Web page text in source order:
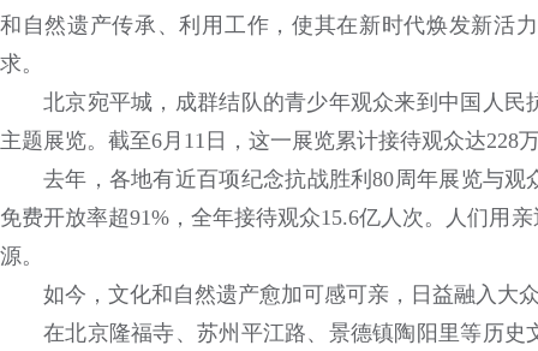
和自然遗产传承、利用工作，使其在新时代焕发新活
求。
北京宛平城，成群结队的青少年观众来到中国人
主题展览。截至6月11日，这一展览累计接待观众达228
去年，各地有近百项纪念抗战胜利80周年展览与观
免费开放率超91%，全年接待观众15.6亿人次。人们用
源。
如今，文化和自然遗产愈加可感可亲，日益融入大
在北京隆福寺、苏州平江路、景德镇陶阳里等历